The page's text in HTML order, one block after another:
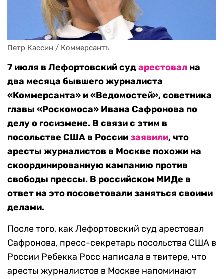
Петр Кассин / Коммерсантъ
7 июля в Лефортовский сударестовал на
два месяца бывшего журналиста
«Коммерсанта» и «Ведомостей», советника
главы «Роскомоса» Ивана Сафронова по
делу о госизмене. В связи с этим в
посольстве США в Россиизаявили, что
аресты журналистов в Москве похожи на
скоординированную кампанию против
свободы прессы. В российском МИДе в
ответ на это посоветовали заняться своими
делами.
После того, как Лефортовский суд арестовал
Сафронова, пресс-секретарь посольства США в
России Ребекка Росс написала в твитере, что
аресты журналистов в Москве напоминают